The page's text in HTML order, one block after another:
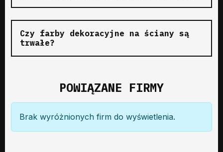
Czy farby dekoracyjne na ściany są
trwałe?
POWIĄZANE FIRMY
Brak wyróżnionych firm do wyświetlenia.